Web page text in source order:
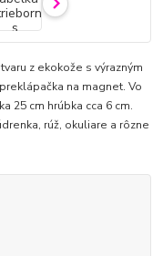
z ekokože s výrazným
na magnet. Vo
25 cm hrúbka cca 6 cm.
rúž, okuliare a rôzne